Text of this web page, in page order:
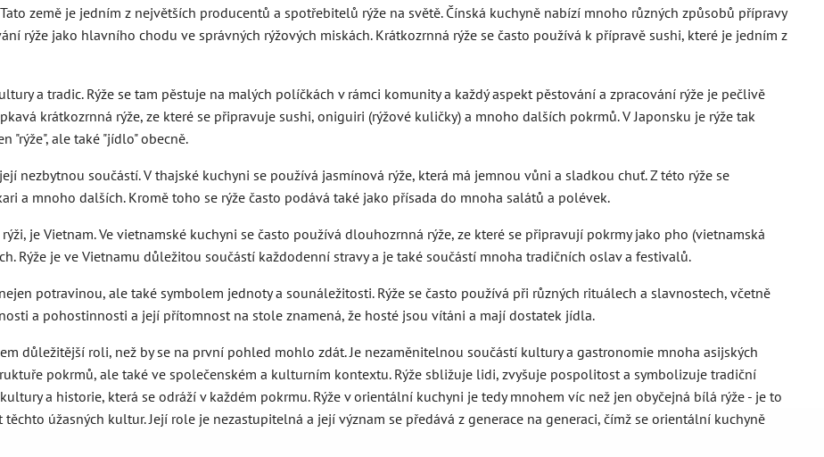
země je jedním z největších producentů a spotřebitelů rýže na světě. Čínská kuchyně nabízí mnoho různých způsobů přípravy
rýže jako hlavního chodu ve správných rýžových miskách. Krátkozrnná rýže se často používá k přípravě sushi, které je jedním z
a tradic. Rýže se tam pěstuje na malých políčkách v rámci komunity a každý aspekt pěstování a zpracování rýže je pečlivě
krátkozrnná rýže, ze které se připravuje sushi, oniguiri (rýžové kuličky) a mnoho dalších pokrmů. V Japonsku je rýže tak
"rýže", ale také "jídlo" obecně.
nezbytnou součástí. V thajské kuchyni se používá jasmínová rýže, která má jemnou vůni a sladkou chuť. Z této rýže se
a mnoho dalších. Kromě toho se rýže často podává také jako přísada do mnoha salátů a polévek.
je Vietnam. Ve vietnamské kuchyni se často používá dlouhozrnná rýže, ze které se připravují pokrmy jako pho (vietnamská
Rýže je ve Vietnamu důležitou součástí každodenní stravy a je také součástí mnoha tradičních oslav a festivalů.
potravinou, ale také symbolem jednoty a sounáležitosti. Rýže se často používá při různých rituálech a slavnostech, včetně
a pohostinnosti a její přítomnost na stole znamená, že hosté jsou vítáni a mají dostatek jídla.
důležitější roli, než by se na první pohled mohlo zdát. Je nezaměnitelnou součástí kultury a gastronomie mnoha asijských
pokrmů, ale také ve společenském a kulturním kontextu. Rýže sbližuje lidi, zvyšuje pospolitost a symbolizuje tradiční
a historie, která se odráží v každém pokrmu. Rýže v orientální kuchyni je tedy mnohem víc než jen obyčejná bílá rýže - je to
úžasných kultur. Její role je nezastupitelná a její význam se předává z generace na generaci, čímž se orientální kuchyně